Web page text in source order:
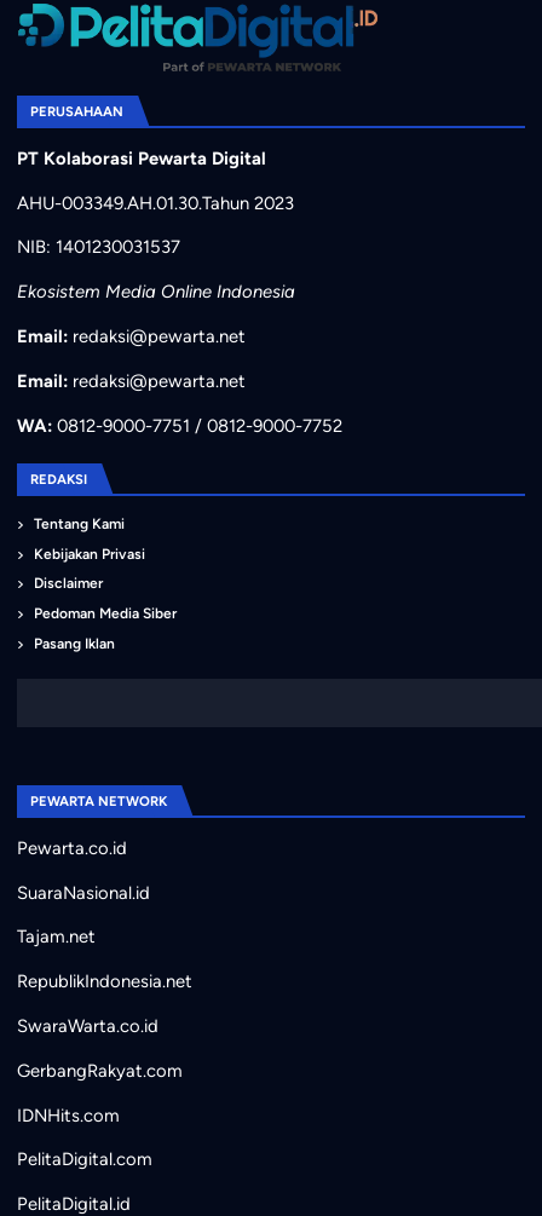
PERUSAHAAN
PT Kolaborasi Pewarta Digital
AHU-003349.AH.01.30.Tahun 2023
NIB: 1401230031537
Ekosistem Media Online Indonesia
Email: redaksi@pewarta.net
Email: redaksi@pewarta.net
WA:0812-9000-7751 / 0812-9000-7752
REDAKSI
Tentang Kami
Kebijakan Privasi
Disclaimer
Pedoman Media Siber
Pasang Iklan
PEWARTA NETWORK
Pewarta.co.id
SuaraNasional.id
Tajam.net
RepublikIndonesia.net
SwaraWarta.co.id
GerbangRakyat.com
IDNHits.com
PelitaDigital.com
PelitaDigital.id